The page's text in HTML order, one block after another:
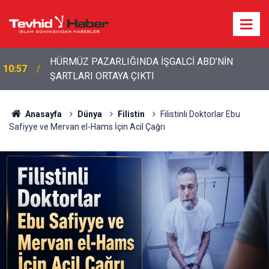
10:57
HÜRMÜZ PAZARLIĞINDA İŞGALCİ ABD’NİN
ŞARTLARI ORTAYA ÇIKTI
Anasayfa Dünya Filistin
Filistinli Doktorlar Ebu
Safiyye ve Mervan el-Hams İçin Acil Çağrı